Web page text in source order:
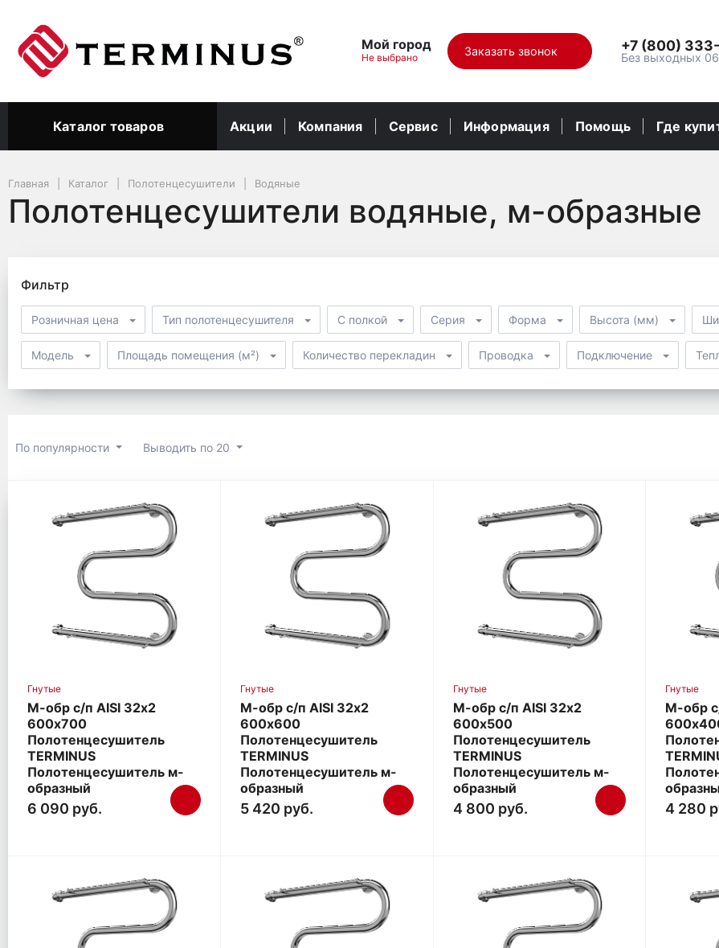
Мой город
Не выбрано Заказать звонок +7 (800)
Без выходных
Каталог товаров Акции Компания Сервис Информация Помощь Где
Главная Каталог Полотенцесушители Водяные
Полотенцесушители водяные, м-образные
Фильтр
Розничная цена Тип полотенцесушителя С полкой Серия Форма Высота (мм)
Модель Площадь помещения (м²) Количество перекладин Проводка Подключение
По популярности Выводить по 20
Гнутые
М-обр с/п AISI 32х2
600х700
Полотенцесушитель
TERMINUS
Полотенцесушитель м-
образный
6 090 руб.
Гнутые
М-обр с/п AISI 32х2
600х600
Полотенцесушитель
TERMINUS
Полотенцесушитель м-
образный
5 420 руб.
Гнутые
М-обр с/п AISI 32х2
600х500
Полотенцесушитель
TERMINUS
Полотенцесушитель м-
образный
4 800 руб.
Гнутые
М-обр
4 280